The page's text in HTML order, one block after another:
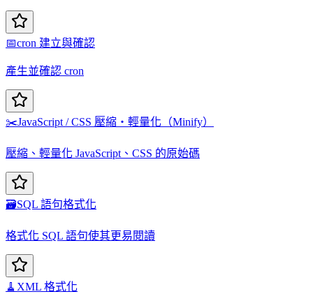
📅cron 建立與確認
產生並確認 cron
✂️JavaScript / CSS 壓縮・輕量化（Minify）
壓縮、輕量化 JavaScript、CSS 的原始碼
🗃️SQL 語句格式化
格式化 SQL 語句使其更易閱讀
🧹 XML 格式化